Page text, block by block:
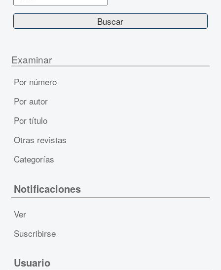
Examinar
Por número
Por autor
Por título
Otras revistas
Categorías
Notificaciones
Ver
Suscribirse
Usuario